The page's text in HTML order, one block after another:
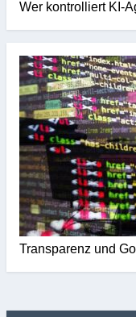
Wer kontrolliert KI-
Transparenz und